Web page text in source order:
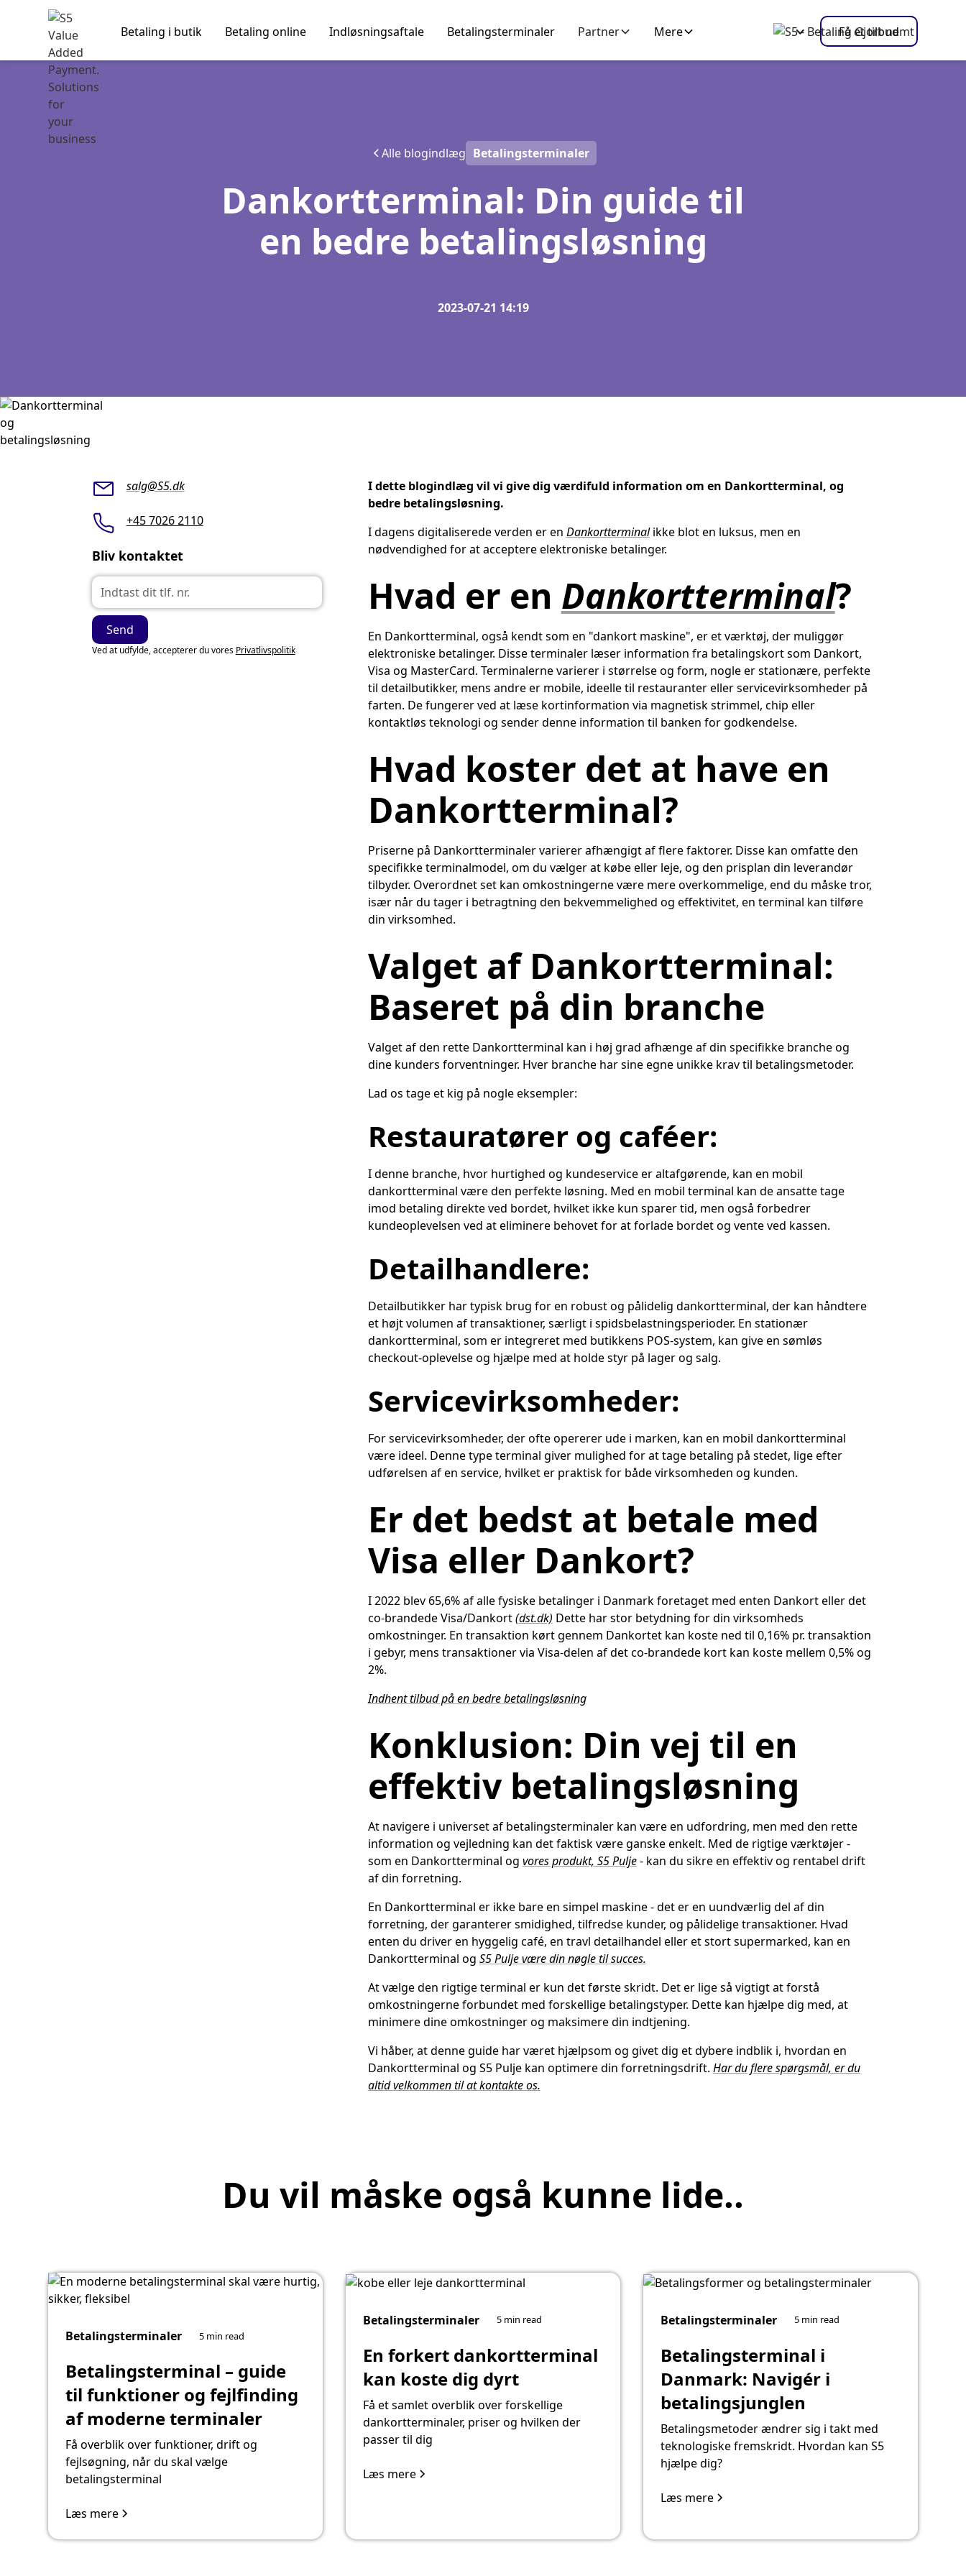
Betaling i butik Betaling online Indløsningsaftale Betalingsterminaler Partner Mere Få et tilbud
Alle blogindlæg Betalingsterminaler
Dankortterminal: Din guide til
en bedre betalingsløsning
2023-07-21 14:19
salg@S5.dk
+45 7026 2110
Bliv kontaktet
Ved at udfylde, accepterer du vores Privatlivspolitik
I dette blogindlæg vil vi give dig værdifuld information om en Dankortterminal, og
bedre betalingsløsning.
I dagens digitaliserede verden er en Dankortterminalikke blot en luksus, men en
nødvendighed for at acceptere elektroniske betalinger.
Hvad er en Dankortterminal?
En Dankortterminal, også kendt som en "dankort maskine", er et værktøj, der muliggør
elektroniske betalinger. Disse terminaler læser information fra betalingskort som Dankort,
Visa og MasterCard. Terminalerne varierer i størrelse og form, nogle er stationære, perfekte
til detailbutikker, mens andre er mobile, ideelle til restauranter eller servicevirksomheder på
farten. De fungerer ved at læse kortinformation via magnetisk strimmel, chip eller
kontaktløs teknologi og sender denne information til banken for godkendelse.
Hvad koster det at have en
Dankortterminal?
Priserne på Dankortterminaler varierer afhængigt af flere faktorer. Disse kan omfatte den
specifikke terminalmodel, om du vælger at købe eller leje, og den prisplan din leverandør
tilbyder. Overordnet set kan omkostningerne være mere overkommelige, end du måske tror,
især når du tager i betragtning den bekvemmelighed og effektivitet, en terminal kan tilføre
din virksomhed.
Valget af Dankortterminal:
Baseret på din branche
Valget af den rette Dankortterminal kan i høj grad afhænge af din specifikke branche og
dine kunders forventninger. Hver branche har sine egne unikke krav til betalingsmetoder.
Lad os tage et kig på nogle eksempler:
Restauratører og caféer:
I denne branche, hvor hurtighed og kundeservice er altafgørende, kan en mobil
dankortterminal være den perfekte løsning. Med en mobil terminal kan de ansatte tage
imod betaling direkte ved bordet, hvilket ikke kun sparer tid, men også forbedrer
kundeoplevelsen ved at eliminere behovet for at forlade bordet og vente ved kassen.
Detailhandlere:
Detailbutikker har typisk brug for en robust og pålidelig dankortterminal, der kan håndtere
et højt volumen af transaktioner, særligt i spidsbelastningsperioder. En stationær
dankortterminal, som er integreret med butikkens POS-system, kan give en sømløs
checkout-oplevelse og hjælpe med at holde styr på lager og salg.
Servicevirksomheder:
For servicevirksomheder, der ofte opererer ude i marken, kan en mobil dankortterminal
være ideel. Denne type terminal giver mulighed for at tage betaling på stedet, lige efter
udførelsen af en service, hvilket er praktisk for både virksomheden og kunden.
Er det bedst at betale med
Visa eller Dankort?
I 2022 blev 65,6% af alle fysiske betalinger i Danmark foretaget med enten Dankort eller det
co-brandede Visa/Dankort(dst.dk) Dette har stor betydning for din virksomheds
omkostninger. En transaktion kørt gennem Dankortet kan koste ned til 0,16% pr. transaktion
i gebyr, mens transaktioner via Visa-delen af det co-brandede kort kan koste mellem 0,5% og
2%.
Indhent tilbud på en bedre betalingsløsning
Konklusion: Din vej til en
effektiv betalingsløsning
At navigere i universet af betalingsterminaler kan være en udfordring, men med den rette
information og vejledning kan det faktisk være ganske enkelt. Med de rigtige værktøjer -
som en Dankortterminal og vores produkt, S5 Pulje- kan du sikre en effektiv og rentabel drift
af din forretning.
En Dankortterminal er ikke bare en simpel maskine - det er en uundværlig del af din
forretning, der garanterer smidighed, tilfredse kunder, og pålidelige transaktioner. Hvad
enten du driver en hyggelig café, en travl detailhandel eller et stort supermarked, kan en
Dankortterminal og S5 Pulje være din nøgle til succes.
At vælge den rigtige terminal er kun det første skridt. Det er lige så vigtigt at forstå
omkostningerne forbundet med forskellige betalingstyper. Dette kan hjælpe dig med, at
minimere dine omkostninger og maksimere din indtjening.
Vi håber, at denne guide har været hjælpsom og givet dig et dybere indblik i, hvordan en
Dankortterminal og S5 Pulje kan optimere din forretningsdrift. Har du flere spørgsmål, er du
altid velkommen til at kontakte os.
Du vil måske også kunne lide..
Betalingsterminaler 5 min read
Betalingsterminal – guide
til funktioner og fejlfinding
af moderne terminaler
Få overblik over funktioner, drift og
fejlsøgning, når du skal vælge
betalingsterminal
Læs mere
Betalingsterminaler 5 min read
En forkert dankortterminal
kan koste dig dyrt
Få et samlet overblik over forskellige
dankortterminaler, priser og hvilken der
passer til dig
Læs mere
Betalingsterminaler 5 min read
Betalingsterminal i
Danmark: Navigér i
betalingsjunglen
Betalingsmetoder ændrer sig i takt med
teknologiske fremskridt. Hvordan kan S5
hjælpe dig?
Læs mere